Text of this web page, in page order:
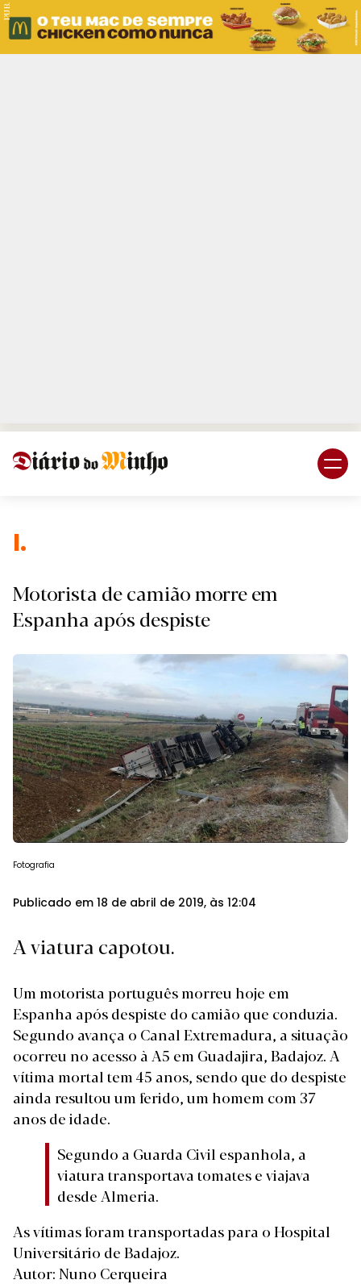
PUB.
I.
Motorista de camião morre em
Espanha após despiste
Fotografia
Publicado em 18 de abril de 2019, às 12:04
A viatura capotou.
Um motorista português morreu hoje em
Espanha após despiste do camião que conduzia.
Segundo avança o Canal Extremadura, a situação
ocorreu no acesso à A5 em Guadajira, Badajoz. A
vítima mortal tem 45 anos, sendo que do despiste
ainda resultou um ferido, um homem com 37
anos de idade.
Segundo a Guarda Civil espanhola, a
viatura transportava tomates e viajava
desde Almeria.
As vítimas foram transportadas para o Hospital
Universitário de Badajoz.
Autor: Nuno Cerqueira